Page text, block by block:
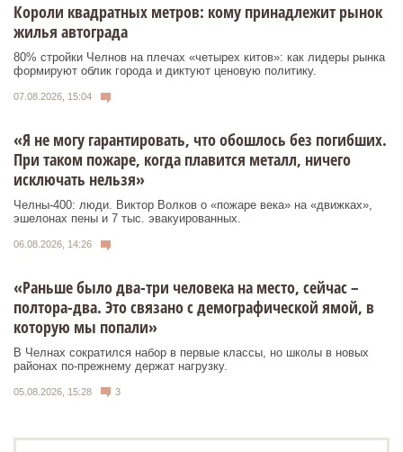
Короли квадратных метров: кому принадлежит рынок
жилья автограда
80% стройки Челнов на плечах «четырех китов»: как лидеры рынка
формируют облик города и диктуют ценовую политику.
07.08.2026, 15:04
«Я не могу гарантировать, что обошлось без погибших.
При таком пожаре, когда плавится металл, ничего
исключать нельзя»
Челны-400: люди. Виктор Волков о «пожаре века» на «движках»,
эшелонах пены и 7 тыс. эвакуированных.
06.08.2026, 14:26
«Раньше было два-три человека на место, сейчас –
полтора-два. Это связано с демографической ямой, в
которую мы попали»
В Челнах сократился набор в первые классы, но школы в новых
районах по-прежнему держат нагрузку.
05.08.2026, 15:28 3